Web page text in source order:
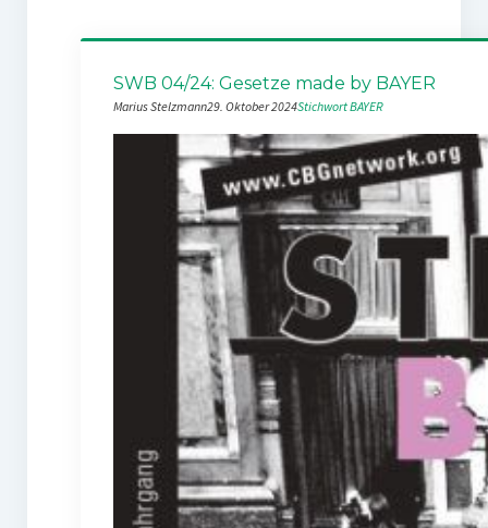
SWB 04/24: Gesetze made by BAYER
Marius Stelzmann29. Oktober 2024Stichwort BAYER